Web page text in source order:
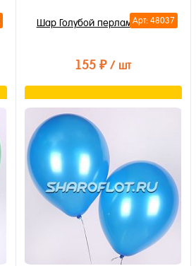
Арт: 48037
Шар Голубой перламутр 30см
155 ₽/ шт
Подписаться
Купить в 1 клик
В избранное
Недоступно